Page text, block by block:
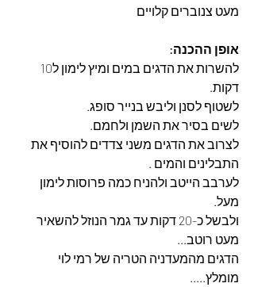
מעט צנוברים קלויים
אופן ההכנה:
דקות.
לשטוף לסנן וליבש בנייר סופג.
לשים בסיר את השמן ולחמם.
לצרוב את הדגים משני צדדים להוסיף את
התבלינים והמים .
לערבב הייטב ולהניח כמה פרוסות לימון
מעל.
ולבשל כ-20 דקות עד גמר הנוזל להשאיר
מעט רוטב...
הדגים מהמעדניה הטריה של רמי לוי
מומלץ.....